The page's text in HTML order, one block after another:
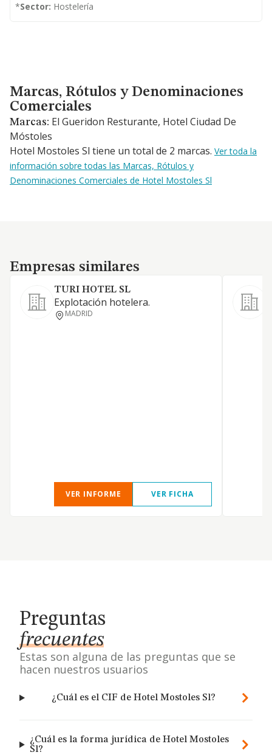
*Sector: Hostelería
Marcas, Rótulos y Denominaciones Comerciales
Marcas, Rótulos y Denominaciones
Comerciales
Marcas: El Gueridon Resturante, Hotel Ciudad De
Móstoles
Hotel Mostoles Sl tiene un total de 2 marcas. Ver toda la
información sobre todas las Marcas, Rótulos y
Denominaciones Comerciales de Hotel Mostoles Sl
Empresas similares
Empresas similares
TURI HOTEL SL
Explotación hotelera.
MADRID
VER INFORME VER FICHA
Preguntas
frecuentes
Estas son alguna de las preguntas que se
hacen nuestros usuarios
¿Cuál es el CIF de Hotel Mostoles Sl?
¿Cuál es la forma jurídica de Hotel Mostoles
Sl?